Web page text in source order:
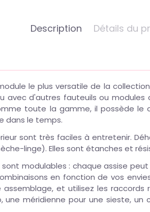
Description Détails du
le plus versatile de la
avec d'autres fauteuils ou
toute la gamme, il possède
dans le temps.
sont très faciles à entretenir.
linge). Elles sont étanches et
modulables : chaque assise
en fonction de vos
et utilisez les raccords
une méridienne pour une sieste, un